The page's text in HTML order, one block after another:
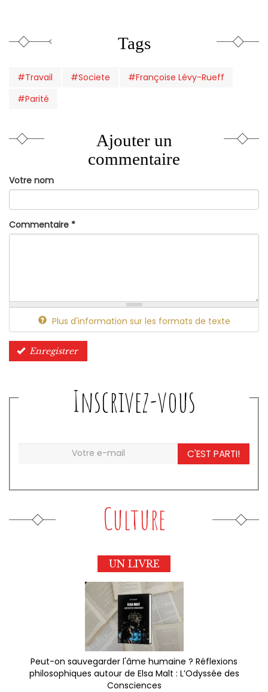
Tags
#Travail #Societe
#Françoise Lévy-Rueff
#Parité
Ajouter un
commentaire
Votre nom
Commentaire *
Plus d'information sur les formats de texte
Enregistrer
Inscrivez-vous
C'EST PARTI!
Culture
UN LIVRE
Peut-on sauvegarder l'âme humaine ? Réflexions
philosophiques autour de Elsa Malt : L’Odyssée des
Consciences